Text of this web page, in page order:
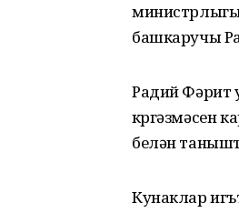
башкаручы
Радий Фәрит
күргәзмәсен
белән
Кунаклар